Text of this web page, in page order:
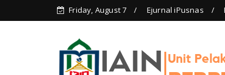
Friday, August 7 Ejurnal iPusnas